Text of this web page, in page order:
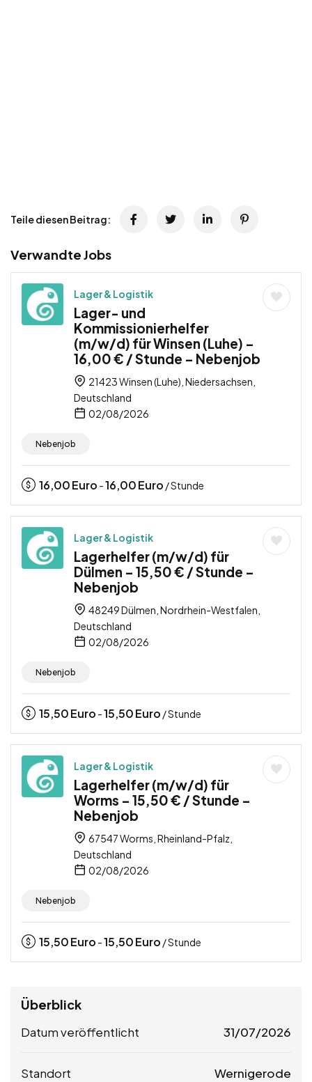
Teile diesen Beitrag:
Verwandte Jobs
Lager & Logistik
Lager- und
Kommissionierhelfer
(m/w/d) für Winsen (Luhe) –
16,00 € / Stunde – Nebenjob
21423 Winsen (Luhe), Niedersachsen,
Deutschland
02/08/2026
Nebenjob
16,00Euro -16,00Euro / Stunde
Lager & Logistik
Lagerhelfer (m/w/d) für
Dülmen – 15,50 € / Stunde –
Nebenjob
48249 Dülmen, Nordrhein-Westfalen,
Deutschland
02/08/2026
Nebenjob
15,50Euro -15,50Euro / Stunde
Lager & Logistik
Lagerhelfer (m/w/d) für
Worms – 15,50 € / Stunde –
Nebenjob
67547 Worms, Rheinland-Pfalz,
Deutschland
02/08/2026
Nebenjob
15,50Euro -15,50Euro / Stunde
Überblick
Datum veröffentlicht 31/07/2026
Standort Wernigerode